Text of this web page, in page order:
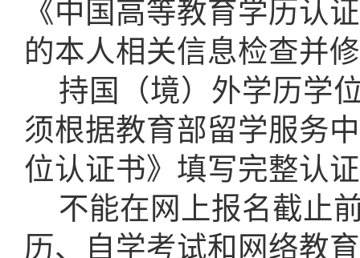
《中国高等教育学历认
的本人相关信息检查并
持国（境）外学历学
须根据教育部留学服务
位认证书》填写完整认
不能在网上报名截止
历、自学考试和网络教